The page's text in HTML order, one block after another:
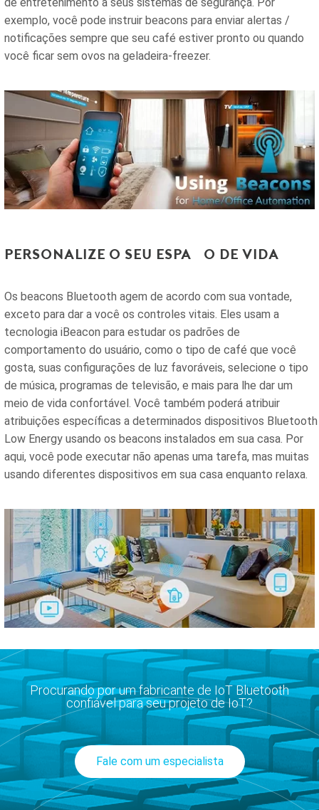
exemplo, você pode instruir beacons para enviar alertas /
notificações sempre que seu café estiver pronto ou quando
você ficar sem ovos na geladeira-freezer.
Personalize o seu espaço de vida
Os beacons Bluetooth agem de acordo com sua vontade,
exceto para dar a você os controles vitais. Eles usam a
tecnologia iBeacon para estudar os padrões de
comportamento do usuário, como o tipo de café que você
gosta, suas configurações de luz favoráveis, selecione o tipo
de música, programas de televisão, e mais para lhe dar um
meio de vida confortável. Você também poderá atribuir
atribuições específicas a determinados dispositivos Bluetooth
Low Energy usando os beacons instalados em sua casa. Por
aqui, você pode executar não apenas uma tarefa, mas muitas
usando diferentes dispositivos em sua casa enquanto relaxa.
Procurando por um fabricante de IoT Bluetooth
confiável para seu projeto de IoT?
Fale com um especialista